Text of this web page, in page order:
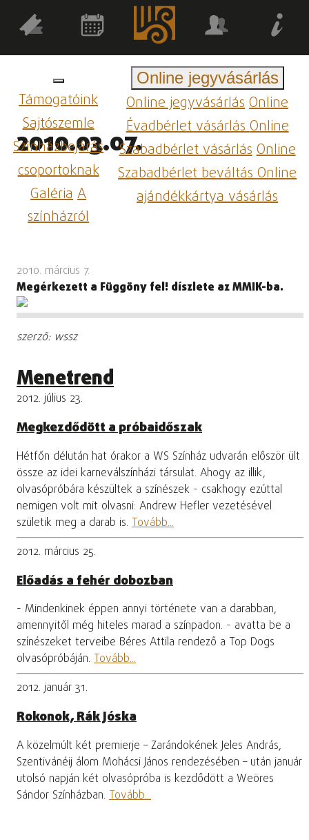
Támogatóink
Sajtószemle
Színházbejárás
csoportoknak
GalériaA
színházról
Online jegyvásárlás
Online jegyvásárlásOnline
Évadbérlet vásárlásOnline
Szabadbérlet vásárlásOnline
Szabadbérlet beváltásOnline
ajándékkártya vásárlás
2010.03.07.
2010. március 7.
Megérkezett a Függöny fel! díszlete az MMIK-ba.
szerző: wssz
Menetrend
2012. július 23.
Megkezdődött a próbaidőszak
Hétfőn délután hat órakor a WS Színház udvarán először ült
össze az idei karneválszínházi társulat. Ahogy az illik,
olvasópróbára készültek a színészek - csakhogy ezúttal
nemigen volt mit olvasni: Andrew Hefler vezetésével
születik meg a darab is. Tovább...
2012. március 25.
Előadás a fehér dobozban
- Mindenkinek éppen annyi története van a darabban,
amennyitől még hiteles marad a színpadon. - avatta be a
színészeket terveibe Béres Attila rendező a Top Dogs
olvasópróbáján. Tovább...
2012. január 31.
Rokonok, Rák Jóska
A közelmúlt két premierje – Zarándokének Jeles András,
Szentivánéij álom Mohácsi János rendezésében – után január
utolsó napján két olvasópróba is kezdődött a Weöres
Sándor Színházban. Tovább...